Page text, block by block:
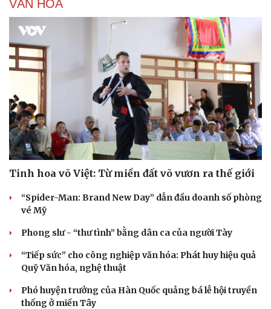
VĂN HÓA
Tinh hoa võ Việt: Từ miền đất võ vươn ra thế giới
“Spider-Man: Brand New Day” dẫn đầu doanh số phòng
vé Mỹ
Phong slư - “thư tình” bằng dân ca của người Tày
“Tiếp sức” cho công nghiệp văn hóa: Phát huy hiệu quả
Quỹ Văn hóa, nghệ thuật
Phó huyện trưởng của Hàn Quốc quảng bá lễ hội truyền
thống ở miền Tây